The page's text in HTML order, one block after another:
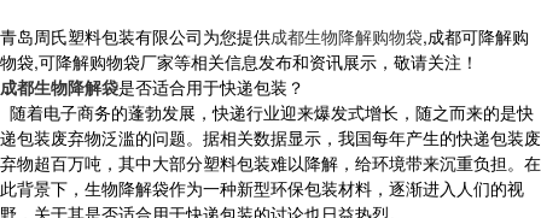
青岛周氏塑料包装有限公司为您提供成都生物降解购物袋,成都可降解购
物袋,可降解购物袋厂家等相关信息发布和资讯展示，敬请关注！
成都生物降解袋是否适合用于快递包装？
随着电子商务的蓬勃发展，快递行业迎来爆发式增长，随之而来的是快
递包装废弃物泛滥的问题。据相关数据显示，我国每年产生的快递包装废
弃物超百万吨，其中大部分塑料包装难以降解，给环境带来沉重负担。在
此背景下，生物降解袋作为一种新型环保包装材料，逐渐进入人们的视
野，关于其是否适合用于快递包装的讨论也日益热烈。